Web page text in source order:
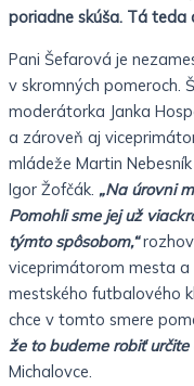
poriadne skúša. Tá teda
Pani Šefarová je
v skromných pomeroch.
moderátorka Janka
a zároveň aj
mládeže Martin
Igor Žofčák. „Na úrovni
Pomohli sme jej už
týmto spôsobom,“
viceprimátorom mesta
mestského futbalového
chce v tomto smere
že to budeme robiť určite
Michalovce.